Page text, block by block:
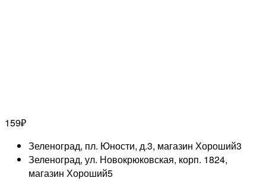
159₽
Зеленоград, пл. Юности, д.3, магазин Хороший3
Зеленоград, ул. Новокрюковская, корп. 1824,
магазин Хороший5